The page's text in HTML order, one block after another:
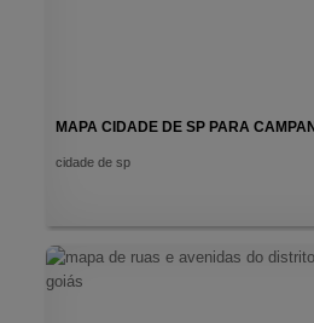
MAPA CIDADE DE SP PARA
cidade de sp